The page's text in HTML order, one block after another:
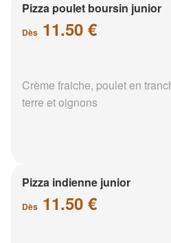
Pizza poulet boursin junior
Dès 11.50 €
Crème fraiche, poulet en
terre et oignons
Pizza indienne junior
Dès 11.50 €